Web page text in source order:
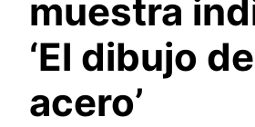
muestra
‘El dibujo
acero’